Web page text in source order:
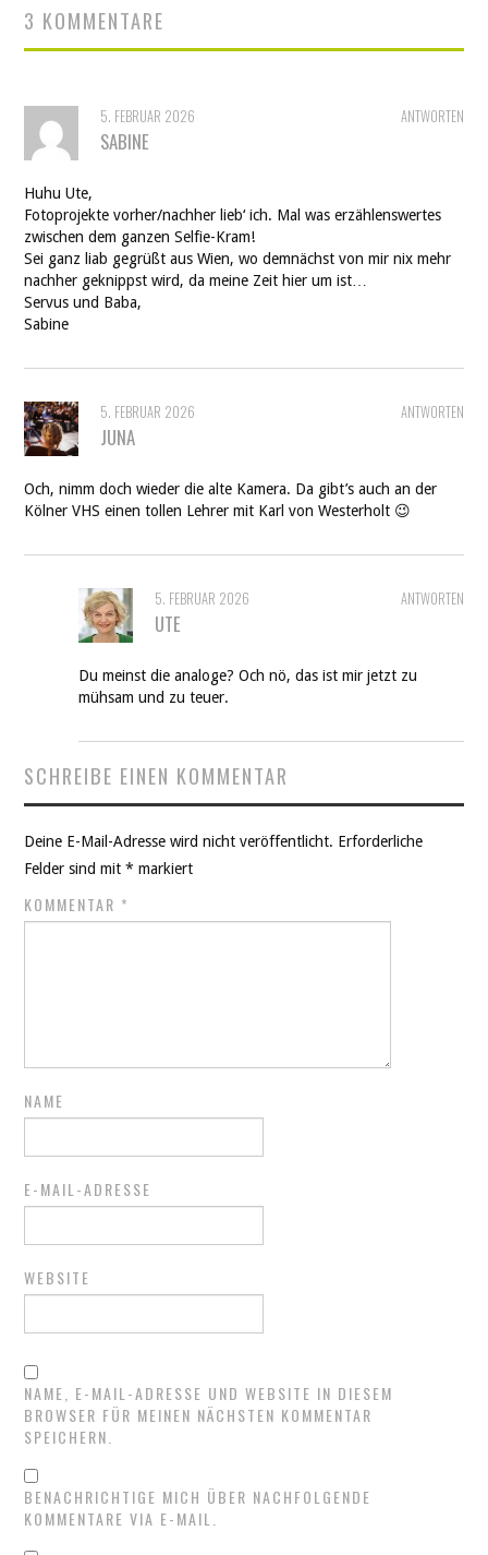
3 KOMMENTARE
ANTWORTEN
5. FEBRUAR 2026
SABINE
Huhu Ute,
Fotoprojekte vorher/nachher lieb‘ ich. Mal was erzählenswertes
zwischen dem ganzen Selfie-Kram!
Sei ganz liab gegrüßt aus Wien, wo demnächst von mir nix mehr
nachher geknippst wird, da meine Zeit hier um ist…
Servus und Baba,
Sabine
ANTWORTEN
5. FEBRUAR 2026
JUNA
Och, nimm doch wieder die alte Kamera. Da gibt’s auch an der
Kölner VHS einen tollen Lehrer mit Karl von Westerholt 😉
ANTWORTEN
5. FEBRUAR 2026
UTE
Du meinst die analoge? Och nö, das ist mir jetzt zu
mühsam und zu teuer.
SCHREIBE EINEN KOMMENTAR
Deine E-Mail-Adresse wird nicht veröffentlicht. Erforderliche
Felder sind mit* markiert
KOMMENTAR *
NAME
E-MAIL-ADRESSE
WEBSITE
NAME, E-MAIL-ADRESSE UND WEBSITE IN DIESEM
BROWSER FÜR MEINEN NÄCHSTEN KOMMENTAR
SPEICHERN.
BENACHRICHTIGE MICH ÜBER NACHFOLGENDE
KOMMENTARE VIA E-MAIL.